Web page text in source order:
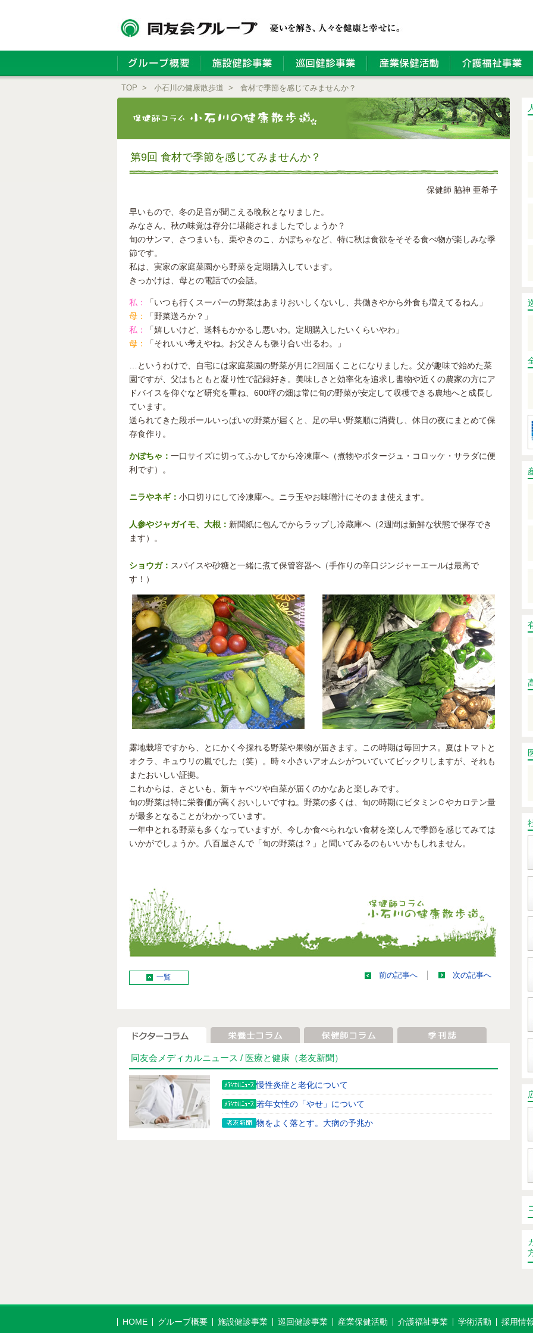
TOP > 小石川の健康散歩道 > 食材で季節を感じてみませんか？
第9回 食材で季節を感じてみませんか？
保健師 脇神 亜希子
早いもので、冬の足音が聞こえる晩秋となりました。
みなさん、秋の味覚は存分に堪能されましたでしょうか？
旬のサンマ、さつまいも、栗やきのこ、かぼちゃなど、特に秋は食欲をそそる食べ物が楽しみな季
節です。
私は、実家の家庭菜園から野菜を定期購入しています。
きっかけは、母との電話での会話。
私：
「いつも行くスーパーの野菜はあまりおいしくないし、共働きやから外食も増えてるねん」
母：
「野菜送ろか？」
私：
「嬉しいけど、送料もかかるし悪いわ。定期購入したいくらいやわ」
母：
「それいい考えやね。お父さんも張り合い出るわ。」
…というわけで、自宅には家庭菜園の野菜が月に2回届くことになりました。父が趣味で始めた菜
園ですが、父はもともと凝り性で記録好き。美味しさと効率化を追求し書物や近くの農家の方にア
ドバイスを仰ぐなど研究を重ね、600坪の畑は常に旬の野菜が安定して収穫できる農地へと成長し
ています。
送られてきた段ボールいっぱいの野菜が届くと、足の早い野菜順に消費し、休日の夜にまとめて保
存食作り。
かぼちゃ： 一口サイズに切ってふかしてから冷凍庫へ（煮物やポタージュ・コロッケ・サラダに便
利です）。
ニラやネギ： 小口切りにして冷凍庫へ。ニラ玉やお味噌汁にそのまま使えます。
人参やジャガイモ、大根： 新聞紙に包んでからラップし冷蔵庫へ（2週間は新鮮な状態で保存でき
ます）。
ショウガ： スパイスや砂糖と一緒に煮て保管容器へ（手作りの辛口ジンジャーエールは最高で
す！）
露地栽培ですから、とにかく今採れる野菜や果物が届きます。この時期は毎回ナス。夏はトマトと
オクラ、キュウリの嵐でした（笑）。時々小さいアオムシがついていてビックリしますが、それも
またおいしい証拠。
これからは、さといも、新キャベツや白菜が届くのかなあと楽しみです。
旬の野菜は特に栄養価が高くおいしいですね。野菜の多くは、旬の時期にビタミンＣやカロテン量
が最多となることがわかっています。
一年中とれる野菜も多くなっていますが、今しか食べられない食材を楽しんで季節を感じてみては
いかがでしょうか。八百屋さんで「旬の野菜は？」と聞いてみるのもいいかもしれません。
一覧 前の記事へ 次の記事へ
同友会メディカルニュース / 医療と健康 （老友新聞）
慢性炎症と老化について
若年女性の「やせ」について
物をよく落とす。大病の予兆か
関節炎で膝に水がたまる
膵がんの最近の動向と人間ドックの果たす役割
HOME グループ概要 施設健診事業 巡回健診事業 産業保健活動 介護福祉事業 学術活動 採用情